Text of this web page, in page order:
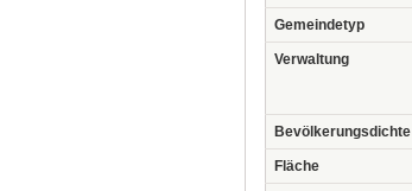
Gemeindetyp
Verwaltung
Bevölkerungsdichte
Fläche